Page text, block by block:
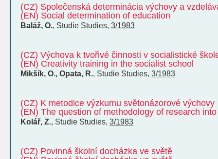
(CZ) Společenská determinácia výchovy a
(EN) Social determination of education
Baláž, O., Studie Studies, 3/1983
(CZ) Výchova k tvořivé činnosti v socialistické
(EN) Creativity training in the socialist school
Mikšík, O., Opata, R., Studie Studies, 3/1983
(CZ) K metodice výzkumu světonázorové výchovy
(EN) The question of methodology of research
Kolář, Z., Studie Studies, 3/1983
(CZ) Povinná školní docházka ve světě